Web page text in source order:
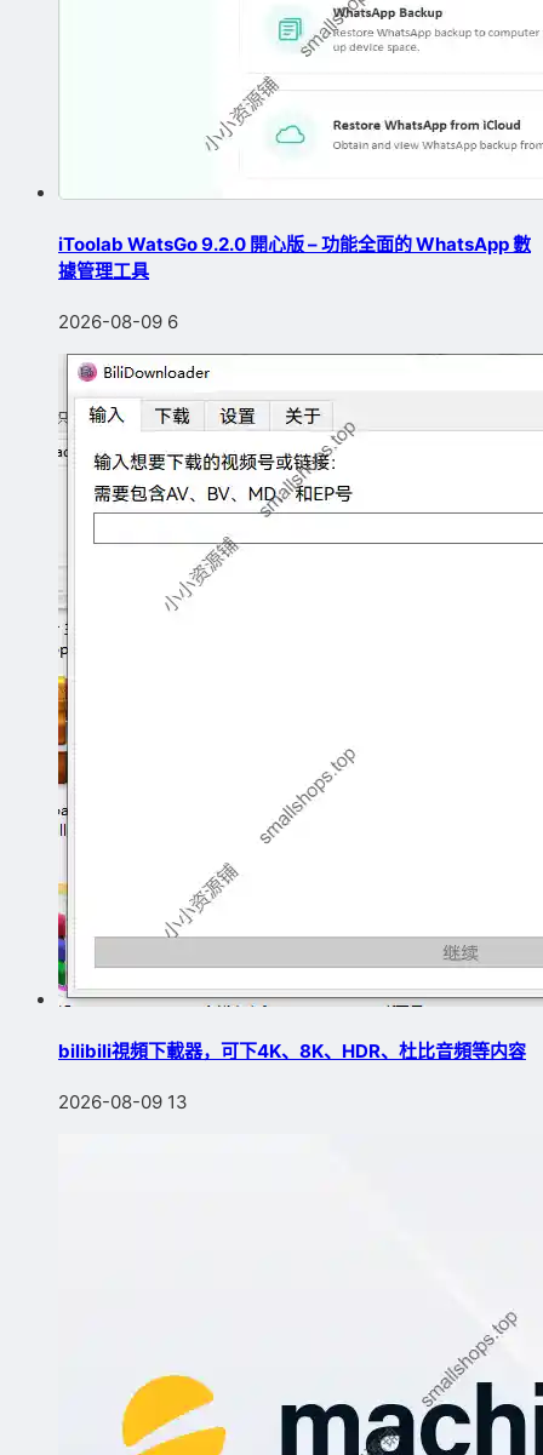
iToolab WatsGo 9.2.0 開心版 – 功能全面的 WhatsApp 數
據管理工具
2026-08-09 6
bilibili視頻下載器，可下4K、8K、HDR、杜比音頻等内容
2026-08-09 13